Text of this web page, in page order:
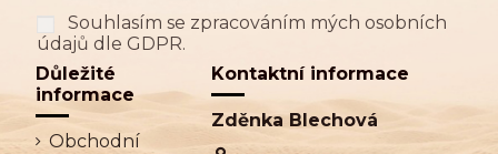
Souhlasím se zpracováním mých osobních
údajů dle GDPR.
Důležité
informace
Obchodní
Kontaktní informace
Zděnka Blechová